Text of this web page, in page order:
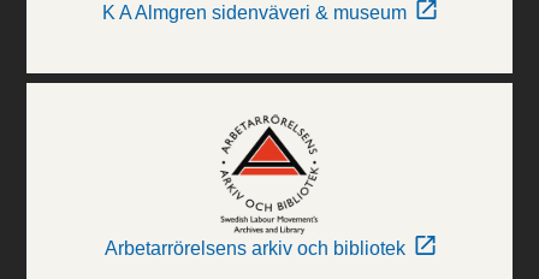
K A Almgren sidenväveri & museum
Arbetarrörelsens arkiv och bibliotek